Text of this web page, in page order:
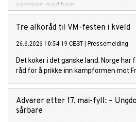
sammen med barn.
Tre alkoråd til VM-festen i kveld
26.6.2026 10:54:19 CEST | Pressemelding
Det koker i det ganske land. Norge har
råd for å prikke inn kampformen mot
Advarer etter 17. mai-fyll: –
sårbare